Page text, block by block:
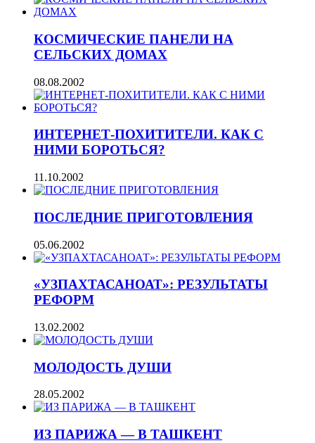
КОСМИЧЕСКИЕ ПАНЕЛИ НА
СЕЛЬСКИХ ДОМАХ
08.08.2002
ИНТЕРНЕТ-ПОХИТИТЕЛИ. КАК С
НИМИ БОРОТЬСЯ?
11.10.2002
ПОСЛЕДНИЕ ПРИГОТОВЛЕНИЯ
05.06.2002
«УЗПАХТАСАНОАТ»: РЕЗУЛЬТАТЫ
РЕФОРМ
13.02.2002
МОЛОДОСТЬ ДУШИ
28.05.2002
ИЗ ПАРИЖА — В ТАШКЕНТ